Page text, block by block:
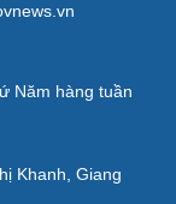
đêm khuya
tâm hồn
Năm hàng tuần
Khanh, Giang